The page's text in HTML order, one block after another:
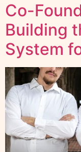
Co-
Building
System